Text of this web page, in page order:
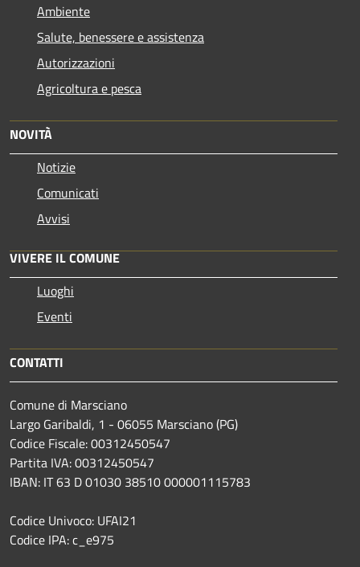
Ambiente
Salute, benessere e assistenza
Autorizzazioni
Agricoltura e pesca
NOVITÀ
Notizie
Comunicati
Avvisi
VIVERE IL COMUNE
Luoghi
Eventi
CONTATTI
Comune di Marsciano
Largo Garibaldi, 1 - 06055 Marsciano (PG)
Codice Fiscale: 00312450547
Partita IVA: 00312450547
IBAN: IT 63 D 01030 38510 000001115783
Codice Univoco: UFAI21
Codice IPA: c_e975